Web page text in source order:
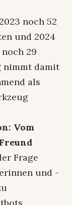
noch 52
und 2024
29
nimmt damit
als
Vom
Frage
und -